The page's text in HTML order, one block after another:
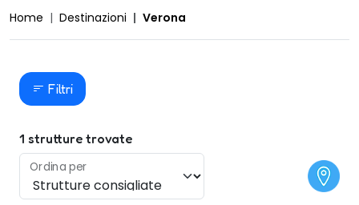
Home Destinazioni Verona
Filtri
1 strutture trovate
Ordina per